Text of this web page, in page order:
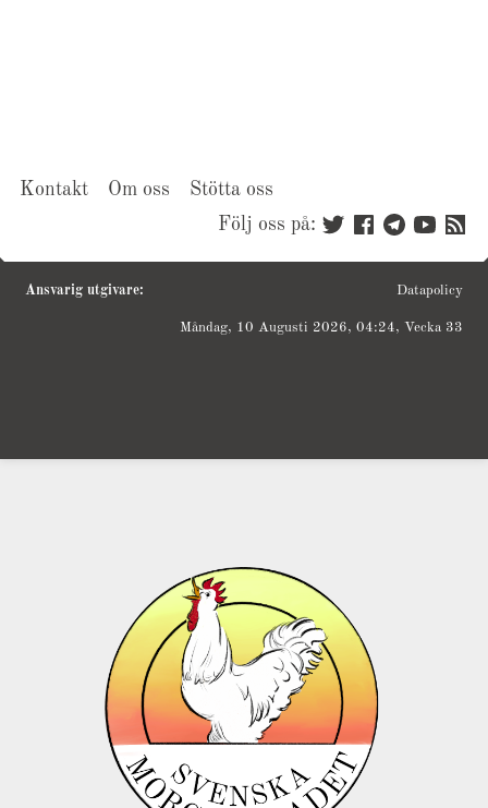
Kontakt Om oss
Stötta oss
Följ oss på:
Ansvarig utgivare: Datapolicy
Måndag, 10 Augusti 2026, 04:24, Vecka 33